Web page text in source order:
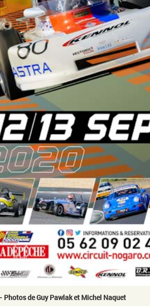
Photos de Guy Pawlak et Michel Naquet